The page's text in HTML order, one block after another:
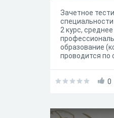
Зачетное
2 курс, среднее
образование
проводится
Углеводы 6.
0